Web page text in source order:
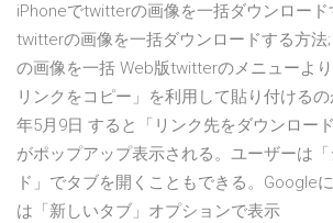
iPhoneでtwitterの画像を一括ダウンロー
twitterの画像を一括ダウンロードする方
の画像を一括 Web版twitterのメニューよ
リンクをコピー」を利用して貼り付ける
年5月9日 すると「リンク先をダウンロー
がポップアップ表示される。ユーザーは
ド」でタブを開くこともできる。Google
は「新しいタブ」オプションで表示